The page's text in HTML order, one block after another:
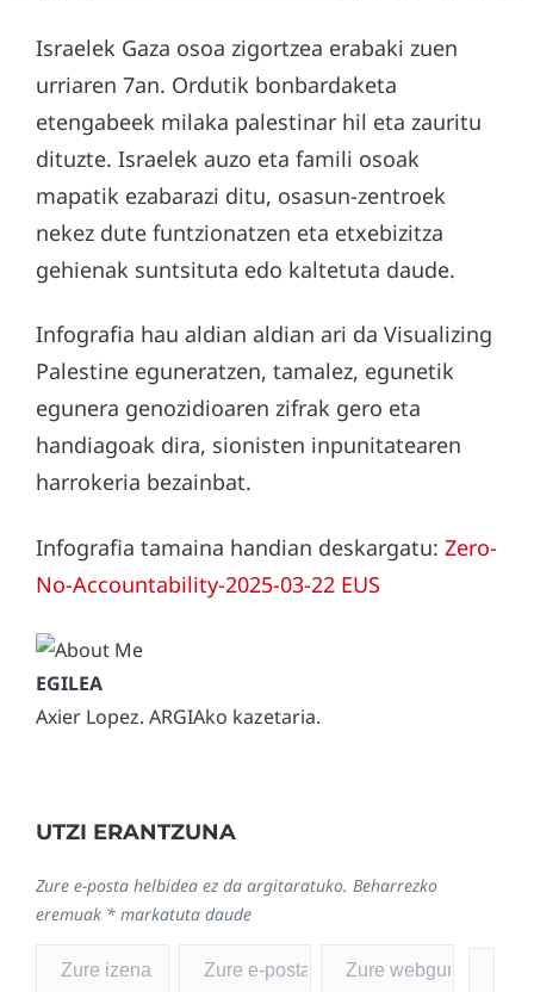
Israelek Gaza osoa zigortzea erabaki zuen
urriaren 7an. Ordutik bonbardaketa
etengabeek milaka palestinar hil eta zauritu
dituzte. Israelek auzo eta famili osoak
mapatik ezabarazi ditu, osasun-zentroek
nekez dute funtzionatzen eta etxebizitza
gehienak suntsituta edo kaltetuta daude.
Infografia hau aldian aldian ari da Visualizing
Palestine eguneratzen, tamalez, egunetik
egunera genozidioaren zifrak gero eta
handiagoak dira, sionisten inpunitatearen
harrokeria bezainbat.
Infografia tamaina handian deskargatu: Zero-
No-Accountability-2025-03-22 EUS
Axier Lopez. ARGIAko kazetaria.
UTZI ERANTZUNA
Zure e-posta helbidea ez da argitaratuko. Beharrezko
eremuak * markatuta daude